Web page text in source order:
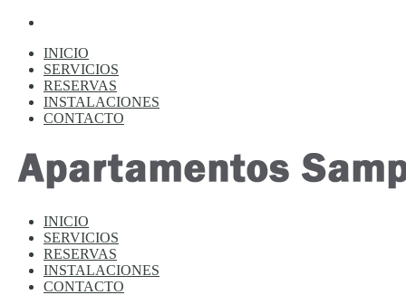
INICIO
SERVICIOS
RESERVAS
INSTALACIONES
CONTACTO
INICIO
SERVICIOS
RESERVAS
INSTALACIONES
CONTACTO